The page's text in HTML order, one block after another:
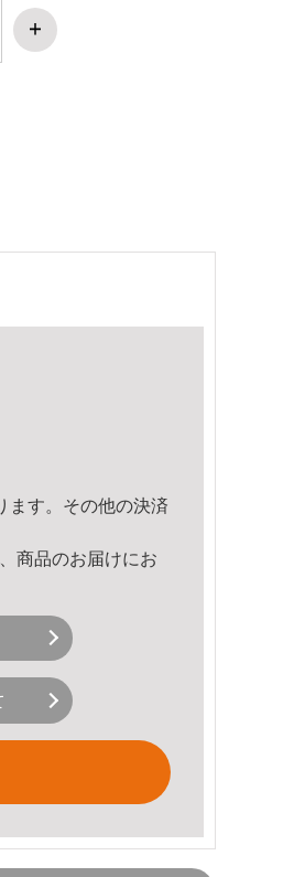
ます。その他の決済
商品のお届けにお